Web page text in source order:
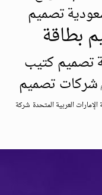
تصميم
بطاقة
تصميم كتيب
شركات تصميم
العربية المتحدة شركة